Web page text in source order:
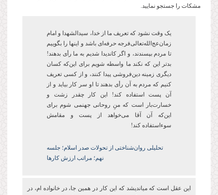
مشکات را جستجو نمایید.
یک وقت نشود که تعریف ما از خدا، سیدالشهدا و امام
زمان‌عج‌الله‌تعالی‌فرجه حرفه‌ای باشد و این­ها را بگوییم
تا مردم بپسندند، و اگر کاندیدا شدیم به ما رأی بدهند!
بدتر این که نکند ما واسطه شویم برای این‌که کسان
دیگری زمینه دین‌فروشی پیدا کنند، و از کسی تعریف
کنیم که مردم به آن رأی ‌بدهند تا او سر کار بیاید و از
آن پست‌ استفاده کند! این کار چقدر زشت و
خسارتبار است که منِ روحانی جهنمی شوم برای
اینکه آن آقا می‌خواهد از پست و مقامش
سوءاستفاده کند!
تحلیلی روان‌شناختی از تحولات صدر اسلام؛ جلسه
نهم؛ مراتب ارزش کارها
این عقل است که میاندیشد که این کار در همین جا، در خانواده ام، در